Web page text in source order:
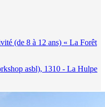
(de 8 à 12 ans) « La Forêt
asbl), 1310 - La Hulpe